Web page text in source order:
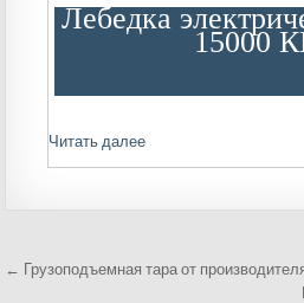
Лебедка
15000
Читать далее
Навигация
← Грузоподъемная тара от